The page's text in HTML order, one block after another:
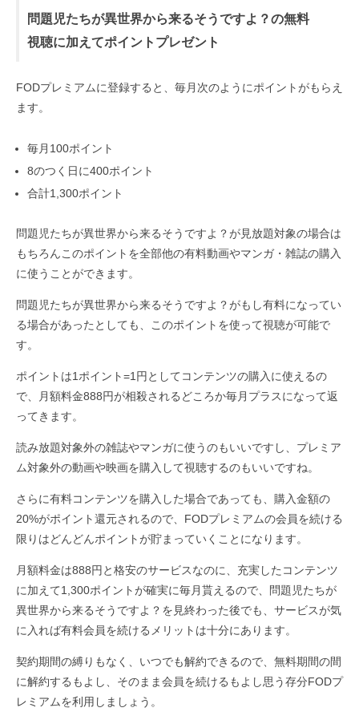
問題児たちが異世界から来るそうですよ？の無料
視聴に加えてポイントプレゼント
FODプレミアムに登録すると、毎月次のようにポイントがもらえ
ます。
毎月100ポイント
8のつく日に400ポイント
合計1,300ポイント
問題児たちが異世界から来るそうですよ？が見放題対象の場合は
もちろんこのポイントを全部他の有料動画やマンガ・雑誌の購入
に使うことができます。
問題児たちが異世界から来るそうですよ？がもし有料になってい
る場合があったとしても、このポイントを使って視聴が可能で
す。
ポイントは1ポイント=1円としてコンテンツの購入に使えるの
で、月額料金888円が相殺されるどころか毎月プラスになって返
ってきます。
読み放題対象外の雑誌やマンガに使うのもいいですし、プレミア
ム対象外の動画や映画を購入して視聴するのもいいですね。
さらに有料コンテンツを購入した場合であっても、購入金額の
20%がポイント還元されるので、FODプレミアムの会員を続ける
限りはどんどんポイントが貯まっていくことになります。
月額料金は888円と格安のサービスなのに、充実したコンテンツ
に加えて1,300ポイントが確実に毎月貰えるので、問題児たちが
異世界から来るそうですよ？を見終わった後でも、サービスが気
に入れば有料会員を続けるメリットは十分にあります。
契約期間の縛りもなく、いつでも解約できるので、無料期間の間
に解約するもよし、そのまま会員を続けるもよし思う存分FODプ
レミアムを利用しましょう。